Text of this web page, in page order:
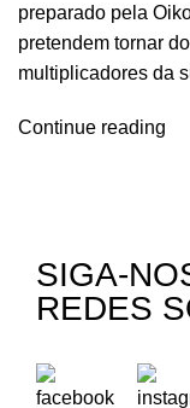
preparado pela
pretendem tornar
multiplicadores da
Continue reading
SIGA-
REDES